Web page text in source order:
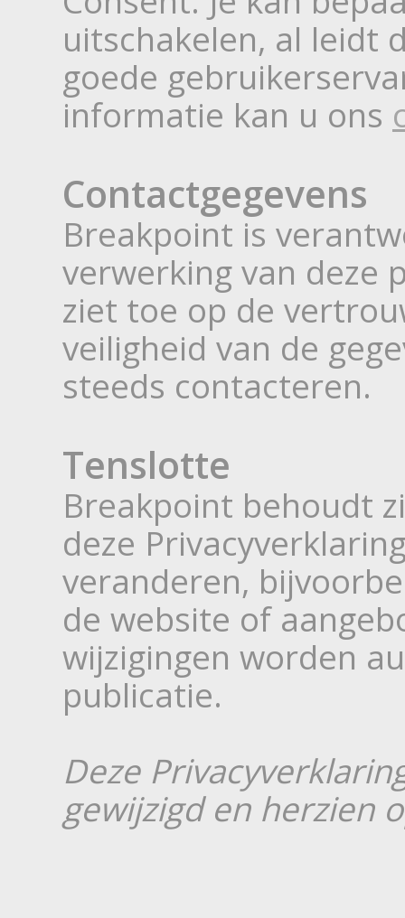
uitschakelen, al leidt
goede
informatie kan u ons
Contactgegevens
Breakpoint is
verwerking van deze
ziet toe op de
veiligheid van de
steeds contacteren.
Tenslotte
Breakpoint behoudt
deze
veranderen,
de website of
wijzigingen worden
publicatie.
Deze
gewijzigd en herzien